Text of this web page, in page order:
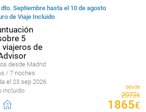
dto. Septiembre hasta el 10 de agosto
de Viaje Incluido
desde Madrid
/ 7 noches
el 23 sep 2026
incluido
desde
2072€
1865€